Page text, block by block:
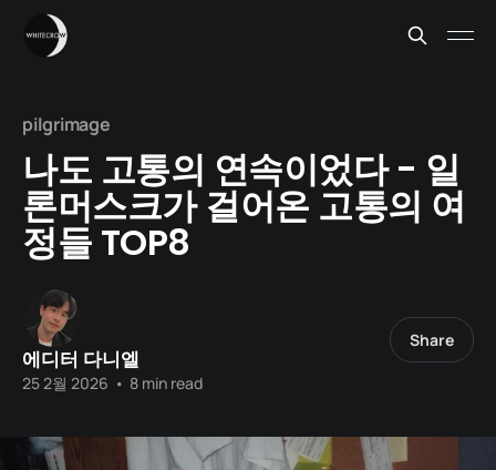
pilgrimage
나도 고통의 연속이었다 - 일
론머스크가 걸어온 고통의 여
정들 TOP8
에디터 다니엘
25 2월 2026 • 8 min read
Share